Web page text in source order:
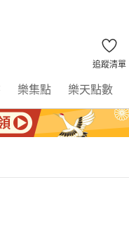
追蹤清單
樂集點 樂天點數